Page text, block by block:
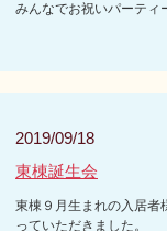
みんなでお祝いパーティ
2019/09/18
東棟誕生会
東棟９月生まれの入居者
っていただきました。